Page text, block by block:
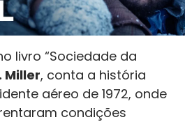
livro “Sociedade da
Miller, conta a história
aéreo de 1972, onde
condições